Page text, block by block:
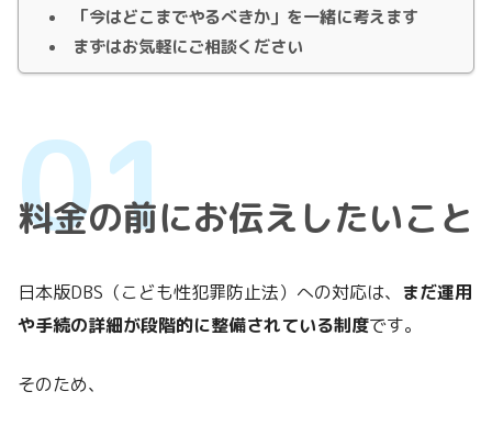
「今はどこまでやるべきか」を一緒に考えます
まずはお気軽にご相談ください
料金の前にお伝えしたいこと
日本版DBS（こども性犯罪防止法）への対応は、 まだ運用
や手続の詳細が段階的に整備されている制度です。
そのため、